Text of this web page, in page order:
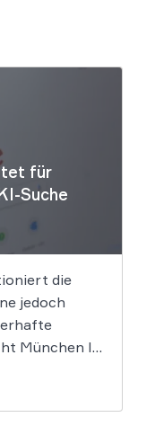
für
Suche
die
jedoch
München I
die